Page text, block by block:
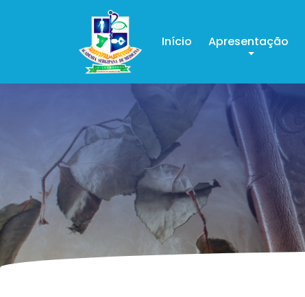
Início Apresentação